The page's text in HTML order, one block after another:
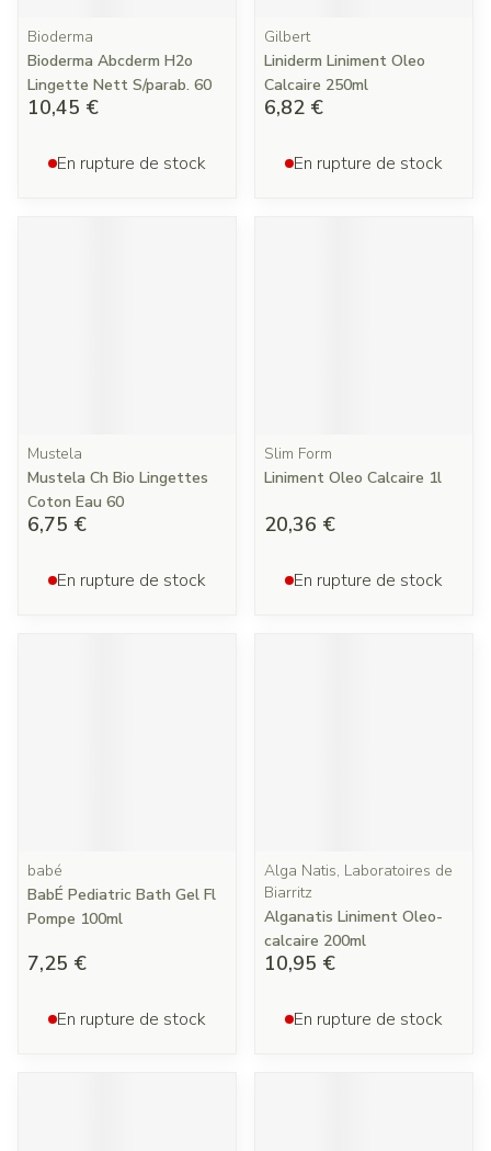
Bioderma
Bioderma Abcderm H2o
Lingette Nett S/parab. 60
10,45 €
En rupture de stock
Gilbert
Liniderm Liniment Oleo
Calcaire 250ml
6,82 €
En rupture de stock
Mustela
Mustela Ch Bio Lingettes
Coton Eau 60
6,75 €
En rupture de stock
Slim Form
Liniment Oleo Calcaire 1l
20,36 €
En rupture de stock
babé
BabÉ Pediatric Bath Gel Fl
Pompe 100ml
7,25 €
En rupture de stock
Alga Natis, Laboratoires de
Biarritz
Alganatis Liniment Oleo-
calcaire 200ml
10,95 €
En rupture de stock